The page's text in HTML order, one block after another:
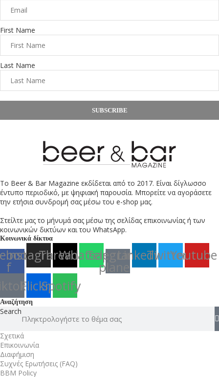
First Name
Last Name
SUBSCRIBE
Το Beer & Bar Magazine εκδίδεται από το 2017. Είναι δίγλωσσο
έντυπο περιοδικό, με ψηφιακή παρουσία. Μπορείτε να αγοράσετε
την ετήσια συνδρομή σας μέσω του e-shop μας.
Στείλτε μας το μήνυμά σας μέσω της σελίδας επικοινωνίας ή των
κοινωνικών δικτύων και του WhatsApp.
Κοινωνικά δίκτυα
f
Instagram
Threads
Whatsapp
Telegram-
plane
LinkedinTwitterYoutube
FlickrSpotify
Αναζήτηση
Search
Σχετικά
Επικοινωνία
Διαφήμιση
Συχνές Ερωτήσεις (FAQ)
BBM Policy